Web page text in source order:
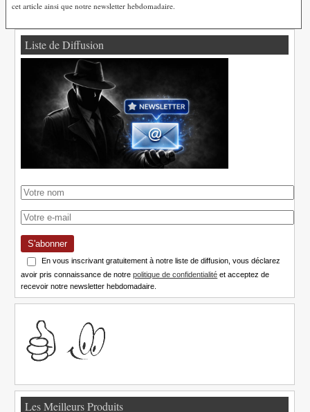
cet article ainsi que notre newsletter hebdomadaire.
Liste de Diffusion
S'abonner
En vous inscrivant gratuitement à notre liste de diffusion, vous déclarez
avoir pris connaissance de notrepolitique de confidentialité et acceptez de
recevoir notre newsletter hebdomadaire.
Les Meilleurs Produits